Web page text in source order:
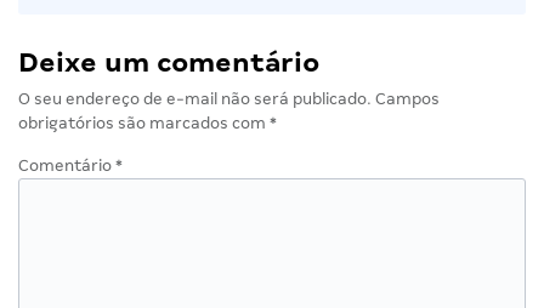
Deixe um comentário
O seu endereço de e-mail não será publicado. Campos
obrigatórios são marcados com *
Comentário *